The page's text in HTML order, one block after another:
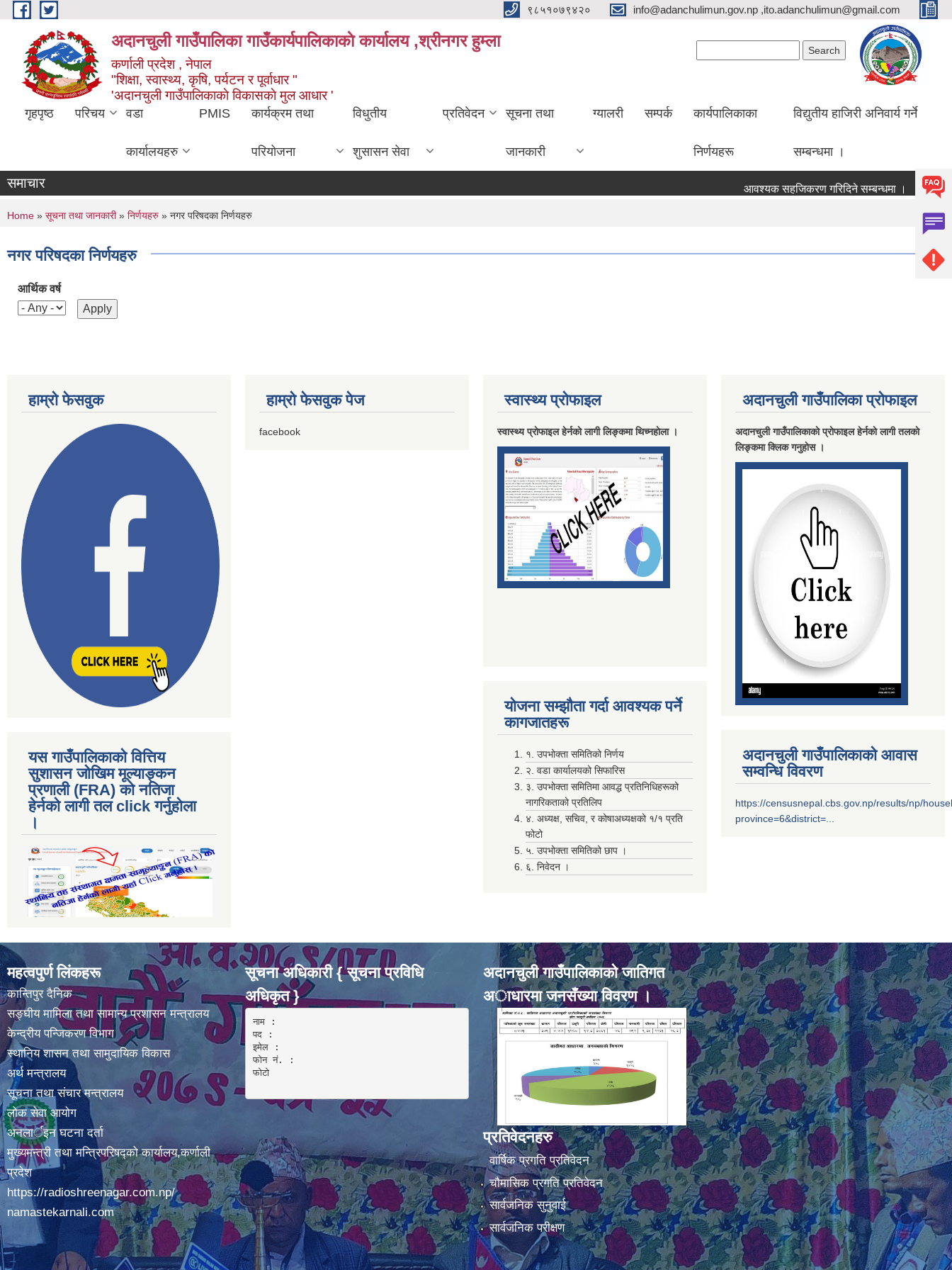
Skip to main content ९८५१०७९४२० info@adanchulimun.gov.np ,ito.adanchulimun@gmail.com
अदानचुली गाउँपालिका गाउँकार्यपालिकाकाे कार्यालय ,श्रीनगर हुम्ला
कर्णाली प्रदेश , नेपाल
"शिक्षा, स्वास्थ्य, कृषि, पर्यटन र पूर्वाधार "
'अदानचुली गाउँपालिकाकाे विकासकाे मुल आधार '
गृहपृष्ठ परिचय वडा
कार्यालयहरु
PMIS कार्यक्रम तथा
परियोजना
विधुतीय
शुसासन सेवा
प्रतिवेदन सूचना तथा
जानकारी
ग्यालरी सम्पर्क कार्यपालिकाका
निर्णयहरू
विद्युतीय हाजिरी अनिवार्य गर्ने
सम्बन्धमा ।
समाचार आवश्यक सहजिकरण गरिदिने सम्बन्धमा ।
You are here
Home » सूचना तथा जानकारी» निर्णयहरु » नगर परिषदका निर्णयहरु
नगर परिषदका निर्णयहरु
आर्थिक वर्ष
हाम्राे फेसवुक
यस गाउँपालिकाकाे वित्तिय
सुशासन जोखिम मूल्याङ्कन
प्रणाली (FRA) काे नतिजा
हेर्नकाे लागी तल click गर्नुहाेला
।
हाम्राे फेसवुक पेज
facebook
स्वास्थ्य प्राेफाइल
स्वास्थ्य प्राेफाइल हेर्नकाे लागी लिङ्कमा थिच्नहाेला ।
योजना सम्झाैता गर्दा आवश्यक पर्ने
कागजातहरू
१. उपभोक्ता समितिको निर्णय
२. वडा कार्यालयको सिफारिस
३. उपभोक्ता समितिमा आवद्ध प्रतिनिधिहरूको
नागरिकताको प्रतिलिप
४. अध्यक्ष, सचिव, र कोषाअध्यक्षको १/१ प्रति
फोटो
५. उपभोक्ता समितिको छाप ।
६. निवेदन ।
अदानचुली गाउँपालिका प्राेफाइल
अदानचुली गाउँपालिकाकाे प्राेफाइल हेर्नकाे लागी तलकाे
लिङ्कमा क्लिक गनुहाेस ।
अदानचुली गाउँपालिकाको आवास
सम्वन्धि विवरण
https://censusnepal.cbs.gov.np/results/np/
province=6&district=...
महत्वपुर्ण लिंकहरू
कान्तिपुर दैनिक
सङ्घीय मामिला तथा सामान्य प्रशासन मन्त्रालय
केन्द्रीय पन्जिकरण विभाग
स्थानिय शासन तथा सामुदायिक विकास
अर्थ मन्त्रालय
सूचना तथा संचार मन्त्रालय
लोक सेवा आयोग
अनलार्इन घटना दर्ता
मुख्यमन्त्री तथा मन्त्रिपरिषद्को कार्यालय,कर्णाली
प्रदेश
https://radioshreenagar.com.np/
namastekarnali.com
सूचना अधिकारी { सूचना प्रविधि
अधिकृत }
नाम :
पद :
इमेल :
फोन नं. :
फोटो
अदानचुली गाउँपालिकाकाे जातिगत
अाधारमा जनसँख्या विवरण ।
प्रतिवेदनहरु
वार्षिक प्रगति प्रतिवेदन
चौमासिक प्रगति प्रतिवेदन
सार्वजनिक सुनुवाई
सार्वजनिक परीक्षण